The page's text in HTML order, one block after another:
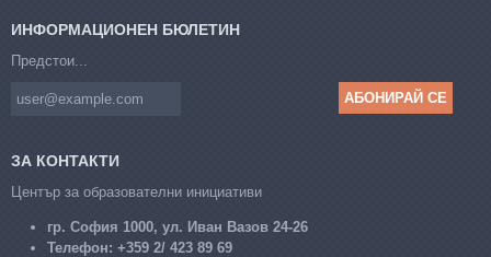
ИНФОРМАЦИОНЕН БЮЛЕТИН
Предстои...
ЗА КОНТАКТИ
Център за образователни инициативи
гр. София 1000, ул. Иван Вазов 24-26
Телефон: +359 2/ 423 89 69